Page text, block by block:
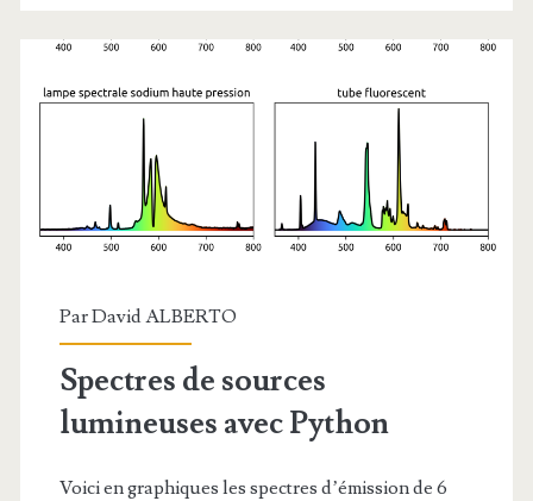
Solaire
ParDavid ALBERTO
Spectres de sources
lumineuses avec Python
Voici en graphiques les spectres d’émission de 6